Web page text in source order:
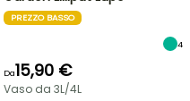
PREZZO BASSO
4
Da15,90 €
Vaso da 3L/4L